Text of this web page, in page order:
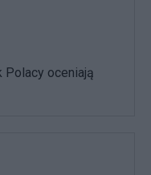
Polacy oceniają